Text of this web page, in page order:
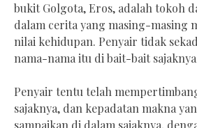
bukit Golgota, Eros, adalah tokoh
dalam cerita yang masing-masing
nilai kehidupan. Penyair tidak
nama-nama itu di bait-bait
Penyair tentu telah
sajaknya, dan kepadatan makna
sampaikan di dalam sajaknya,